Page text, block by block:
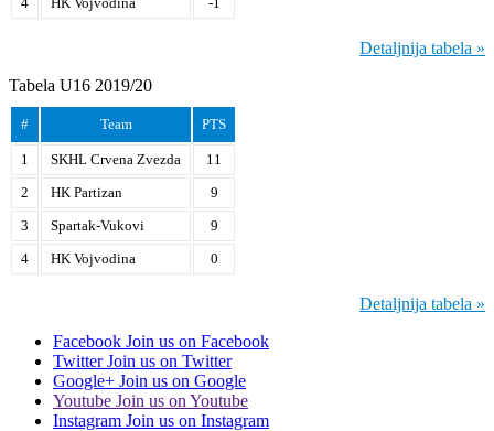
Detaljnija tabela »
Tabela U16 2019/20
# Team PTS
1 SKHL Crvena Zvezda
11
2
HK Partizan
9
3
Spartak-Vukovi
9
4
HK Vojvodina 0
Detaljnija tabela »
Facebook Join us on Facebook
Twitter Join us on Twitter
Google+ Join us on Google
Youtube Join us on Youtube
Instagram Join us on Instagram